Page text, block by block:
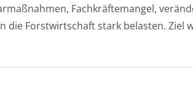
Fachkräftemangel,
die Forstwirtschaft stark belasten. Ziel